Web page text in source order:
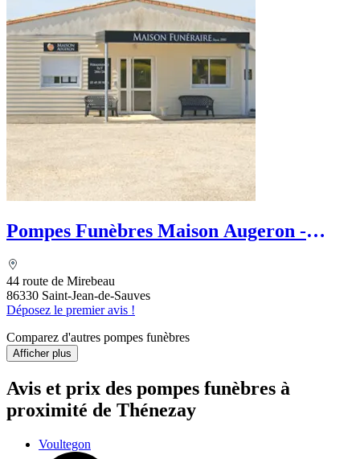
Pompes Funèbres Maison Augeron -
44 route de Mirebeau
86330 Saint-Jean-de-Sauves
Déposez le premier avis !
Comparez d'autres pompes funèbres
Afficher plus
Avis et prix des pompes funèbres à
proximité de Thénezay
Voultegon